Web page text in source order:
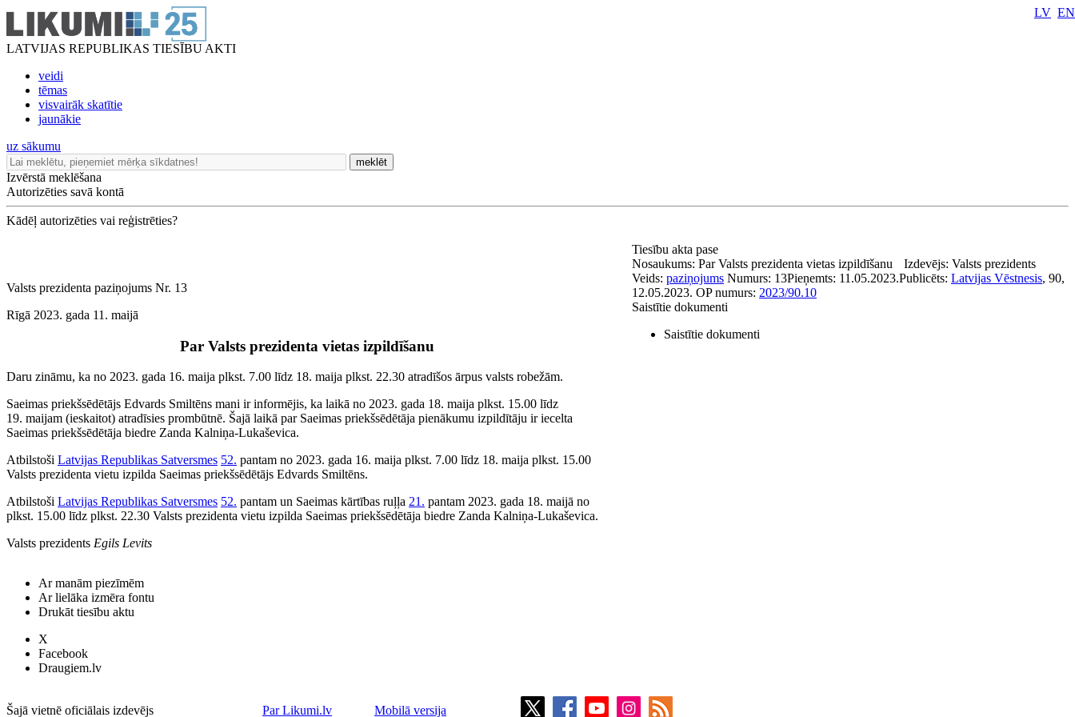
LATVIJAS REPUBLIKAS TIESĪBU AKTI
veidi
tēmas
visvairāk skatītie
jaunākie
LV EN
uz sākumu
meklēt
Izvērstā meklēšana
Autorizēties savā kontā
Kādēļ autorizēties vai reģistrēties?
Valsts prezidenta paziņojums Nr. 13
Rīgā 2023. gada 11. maijā
Par Valsts prezidenta vietas izpildīšanu
Daru zināmu, ka no 2023. gada 16. maija plkst. 7.00 līdz 18. maija plkst. 22.30 atradīšos ārpus valsts robežām.
Saeimas priekšsēdētājs Edvards Smiltēns mani ir informējis, ka laikā no 2023. gada 18. maija plkst. 15.00 līdz
19. maijam (ieskaitot) atradīsies prombūtnē. Šajā laikā par Saeimas priekšsēdētāja pienākumu izpildītāju ir iecelta
Saeimas priekšsēdētāja biedre Zanda Kalniņa-Lukaševica.
Atbilstoši Latvijas Republikas Satversmes 52. pantam no 2023. gada 16. maija plkst. 7.00 līdz 18. maija plkst. 15.00
Valsts prezidenta vietu izpilda Saeimas priekšsēdētājs Edvards Smiltēns.
Atbilstoši Latvijas Republikas Satversmes 52. pantam un Saeimas kārtības ruļļa 21. pantam 2023. gada 18. maijā no
plkst. 15.00 līdz plkst. 22.30 Valsts prezidenta vietu izpilda Saeimas priekšsēdētāja biedre Zanda Kalniņa-Lukaševica.
Valsts prezidents Egils Levits
Tiesību akta pase
Nosaukums: Par Valsts prezidenta vietas izpildīšanu Izdevējs: Valsts prezidents
Veids: paziņojums Numurs: 13Pieņemts: 11.05.2023.Publicēts: Latvijas Vēstnesis, 90,
12.05.2023. OP numurs: 2023/90.10
Saistītie dokumenti
Saistītie dokumenti
Ar manām piezīmēm
Ar lielāka izmēra fontu
Drukāt tiesību aktu
X
Facebook
Draugiem.lv
Šajā vietnē oficiālais izdevējs Par Likumi.lv Mobilā versija